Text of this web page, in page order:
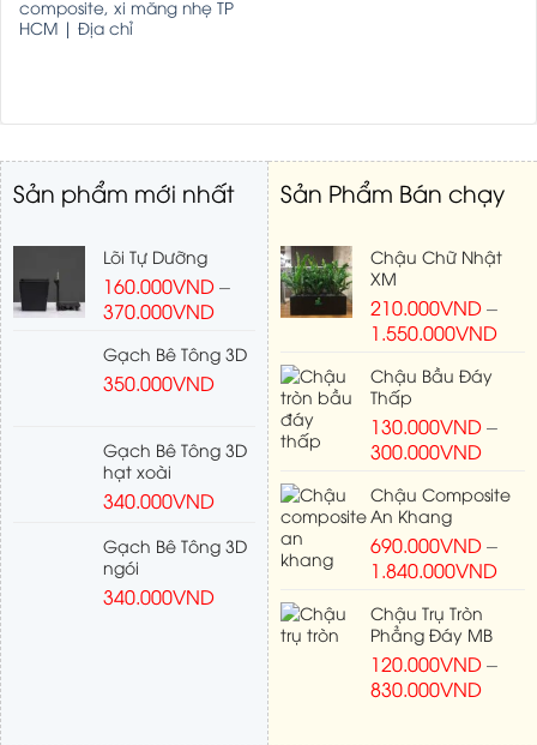
composite, xi măng nhẹ TP
HCM | Địa chỉ
Sản phẩm mới nhất
Lõi Tự Dưỡng
160.000VND–
370.000VND
Gạch Bê Tông 3D
350.000VND
Gạch Bê Tông 3D
hạt xoài
340.000VND
Gạch Bê Tông 3D
ngói
340.000VND
Sản Phẩm Bán chạy
Chậu Chữ Nhật
XM
210.000VND–
1.550.000VND
Chậu Bầu Đáy
Thấp
130.000VND–
300.000VND
Chậu Composite
An Khang
690.000VND–
1.840.000VND
Chậu Trụ Tròn
Phẳng Đáy MB
120.000VND–
830.000VND